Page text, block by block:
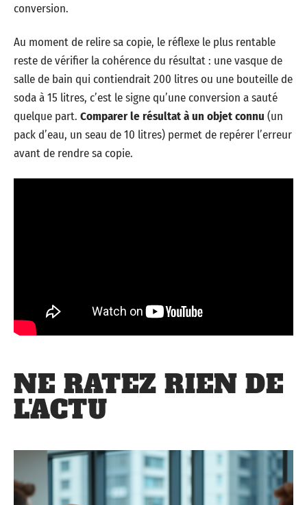
conversion.
Au moment de relire sa copie, le réflexe le plus rentable
reste de vérifier la cohérence du résultat : une vasque de
salle de bain qui contiendrait 200 litres ou une bouteille de
soda à 15 litres, c’est le signe qu’une conversion a sauté
quelque part. Comparer le résultat à un objet connu (un
pack d’eau, un seau de 10 litres) permet de repérer l’erreur
avant de rendre sa copie.
NE RATEZ RIEN DE
L'ACTU